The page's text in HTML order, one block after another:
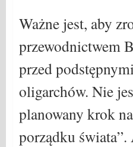
Ważne jest, aby
przewodnictwem
przed
oligarchów. Nie
planowany krok
porządku